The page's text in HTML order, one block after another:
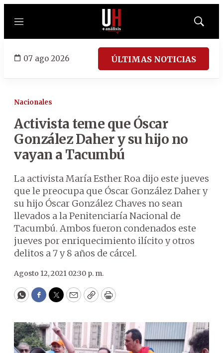
Menú
Mostrar
07 ago 2026 ÚLTIMAS NOTICIAS
Nacionales
Activista teme que Óscar
González Daher y su hijo no
vayan a Tacumbú
La activista María Esther Roa dijo este jueves
que le preocupa que Óscar González Daher y
su hijo Óscar González Chaves no sean
llevados a la Penitenciaría Nacional de
Tacumbú. Ambos fueron condenados este
jueves por enriquecimiento ilícito y otros
delitos a 7 y 8 años de cárcel.
Agosto 12, 2021 02:30 p. m.
WhatsApp
Facebook
Twitter
EmailCopyPrint